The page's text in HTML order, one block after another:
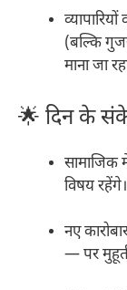
(बल्कि
माना जा
🌟 दिन के
सामाजिक
विषय रहेंगे।
नए
— पर